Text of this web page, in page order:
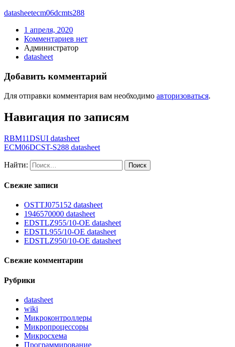
datasheetecm06dcmts288
1 апреля, 2020
Комментариев нет
Администратор
datasheet
Добавить комментарий
Для отправки комментария вам необходимо авторизоваться.
Навигация по записям
RBM11DSUI datasheet
ECM06DCST-S288 datasheet
Найти:
Свежие записи
OSTTJ075152 datasheet
1946570000 datasheet
EDSTLZ955/10-OE datasheet
EDSTL955/10-OE datasheet
EDSTLZ950/10-OE datasheet
Свежие комментарии
Рубрики
datasheet
wiki
Микроконтроллеры
Микропроцессоры
Микросхема
Программирование